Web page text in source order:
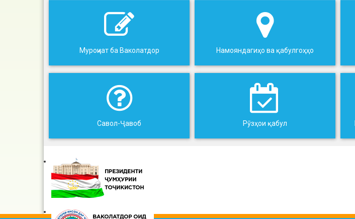
Муроҷиат ба Ваколатдор
Савол-Ҷавоб
Намояндагиҳо ва қабулгоҳҳо
Рӯзҳои қабул